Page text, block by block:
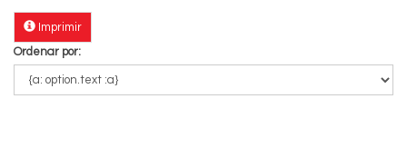
Imprimir
Ordenar por: